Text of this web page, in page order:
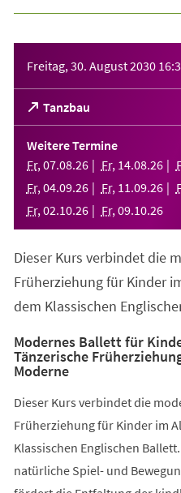
Freitag, 30. August 2030
Tanzbau
(Öffnet
in
einem
neuen
Tab)
Weitere Termine
Fr, 07.08.26 Fr, 14.08.26
Fr, 04.09.26 Fr, 11 .09.26
Fr, 02.10.26 Fr, 09.10.26
Dieser Kurs verbindet die
Früherziehung für Kinder
dem Klassischen
Modernes Ballett für
Tänzerische
Moderne
Dieser Kurs verbindet die
Früherziehung für Kinder im
Klassischen Englischen
natürliche Spiel- und